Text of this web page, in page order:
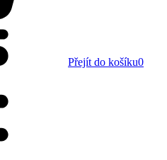
Přejít do košíku0